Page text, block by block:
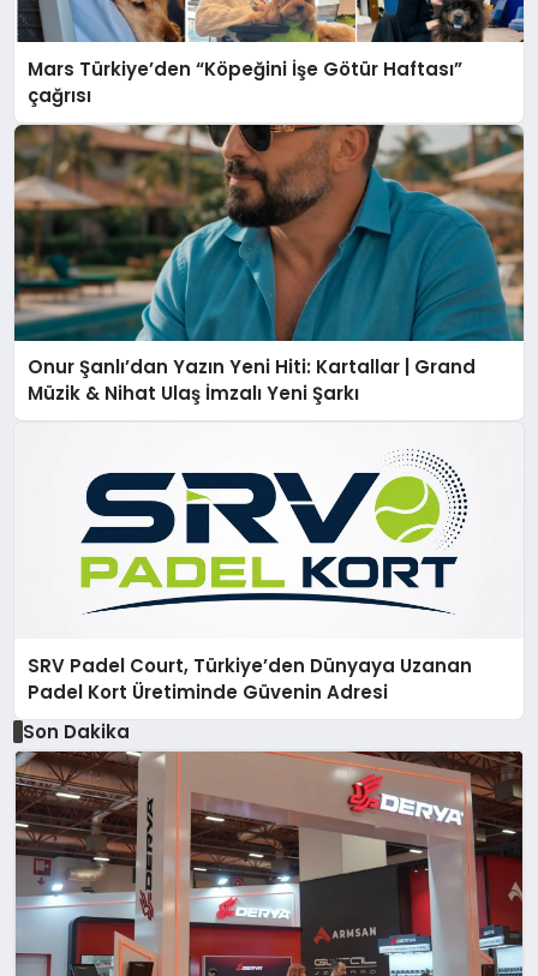
Mars Türkiye’den “Köpeğini İşe Götür Haftası”
çağrısı
Onur Şanlı’dan Yazın Yeni Hiti: Kartallar | Grand
Müzik & Nihat Ulaş İmzalı Yeni Şarkı
SRV Padel Court, Türkiye’den Dünyaya Uzanan
Padel Kort Üretiminde Güvenin Adresi
Son Dakika